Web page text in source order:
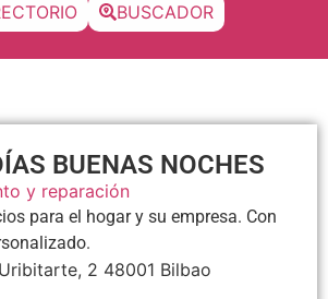
BUSCADOR
BUENAS NOCHES
y reparación
para el hogar y su empresa. Con
2 48001 Bilbao